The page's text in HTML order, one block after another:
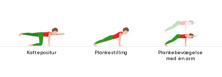
Kattepositur Plankestilling
Plankebevægelse
med én arm